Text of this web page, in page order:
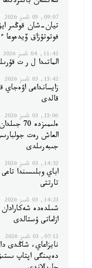
09:07, 05 تامىز 2026
تيان-شان قوڭىر
فوتوتۇزاق
11:42, 04 تامىز 2026
الماتىدا ل ر ت
15:42, 03 تامىز 2026
زايسانداعى اۋەجاي
قالدى
15:06, 03 تامىز 2026
العاش رەت
جىبەرىلدى
14:52, 03 تامىز 2026
اباي وبلىسىندا
تارتتى
14:23, 03 تامىز 2026
ازاماتى ۇستالدى
07:12, 03 تامىز 2026